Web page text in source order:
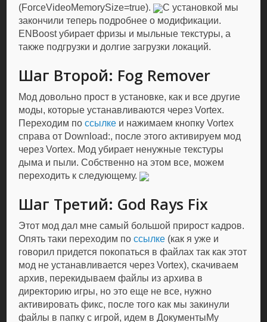
(ForceVideoMemorySize=true).
C установкой мы
закончили теперь подробнее о модификации.
ENBoost убирает фризы и мыльные текстуры, а
также подгрузки и долгие загрузки локаций.
Шаг Второй: Fog Remover
Мод довольно прост в установке, как и все другие
моды, которые устанавливаются через Vortex.
Переходим поссылке и нажимаем кнопку Vortex
справа от Download:, после этого активируем мод
черeз Vortex. Мод убирает ненужные текстуры
дыма и пыли. Собственно на этом все, можем
переходить к следующему.
Шаг Третий: God Rays Fix
Этот мод дал мне самый большой прирост кадров.
Опять таки переходим поссылке (как я уже и
говорил придется покопаться в файлах так как этот
мод не устанавливается через Vortex), скачиваем
архив, перекидываем файлы из архива в
директорию игры, но это еще не все, нужно
активировать фикс, после того как мы закинули
файлы в папку с игрой, идем в ДокументыMy